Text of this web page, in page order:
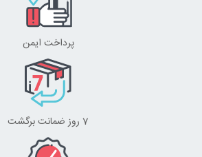
پرداخت ایمن
7 روز ضمانت برگشت